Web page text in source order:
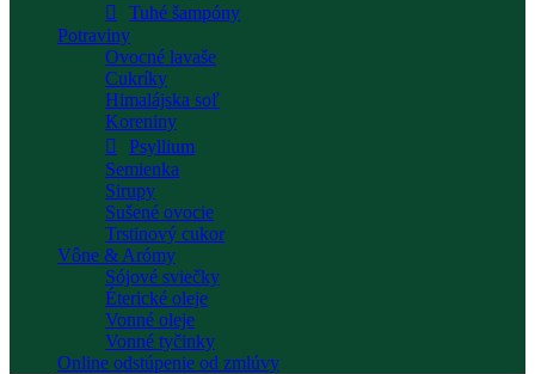
Tuhé šampóny
Potraviny
Ovocné lavaše
Cukríky
Himalájska soľ
Koreniny
Psyllium
Semienka
Sirupy
Sušené ovocie
Trstinový cukor
Vône & Arómy
Sójové sviečky
Éterické oleje
Vonné oleje
Vonné tyčinky
Online odstúpenie od zmlúvy